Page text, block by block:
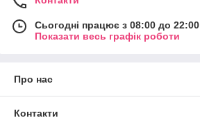
Сьогодні працює з 08:00 до 22:00
Показати весь графік роботи
Про нас
Контакти